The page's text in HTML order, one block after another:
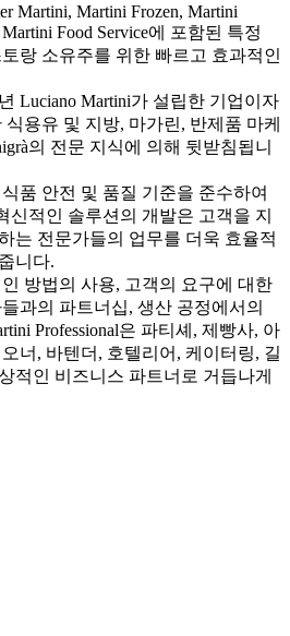
Martini, Martini Frozen, Martini
Food Service에 포함된 특정
랑 소유주를 위한 빠르고 효과적인
Luciano Martini가 설립한 기업이자
용유 및 지방, 마가린, 반제품 마케
의 전문 지식에 의해 뒷받침됩니
품 안전 및 품질 기준을 준수하여
신적인 솔루션의 개발은 고객을 지
는 전문가들의 업무를 더욱 효율적
니다.
방법의 사용, 고객의 요구에 대한
과의 파트너십, 생산 공정에서의
Professional은 파티셰, 제빵사, 아
너, 바텐더, 호텔리어, 케이터링, 길
적인 비즈니스 파트너로 거듭나게